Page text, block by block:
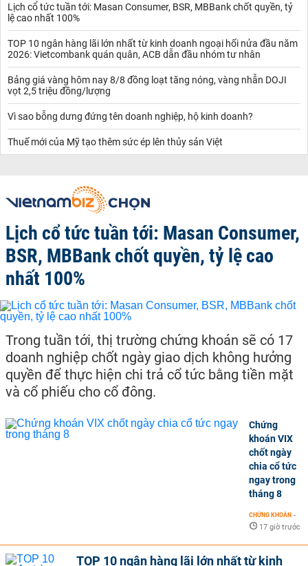
Lịch cổ tức tuần tới: Masan Consumer, BSR, MBBank chốt quyền, tỷ
lệ cao nhất 100%
TOP 10 ngân hàng lãi lớn nhất từ kinh doanh ngoại hối nửa đầu năm
2026: Vietcombank quán quân, ACB dẫn đầu nhóm tư nhân
Bảng giá vàng hôm nay 8/8 đồng loạt tăng nóng, vàng nhẫn DOJI
vọt 2,5 triệu đồng/lượng
Vì sao bỗng dưng đứng tên doanh nghiệp, hộ kinh doanh?
Thuế mới của Mỹ tạo thêm sức ép lên thủy sản Việt
Lịch cổ tức tuần tới: Masan Consumer,
BSR, MBBank chốt quyền, tỷ lệ cao
nhất 100%
Trong tuần tới, thị trường chứng khoán sẽ có 17
doanh nghiệp chốt ngày giao dịch không hưởng
quyền để thực hiện chi trả cổ tức bằng tiền mặt
và cổ phiếu cho cổ đông.
Chứng
khoán VIX
chốt ngày
chia cổ tức
ngay trong
tháng 8
CHỨNG KHOÁN -
17 giờ trước
TOP 10 ngân hàng lãi lớn nhất từ kinh